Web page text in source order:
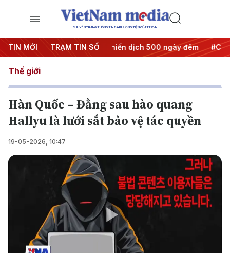
CHUYÊN TRANG THÔNG TIN ĐA PHƯƠNG TIỆN CỦA TTXVN
TIN MỚI TRẠM TIN SỐ
hành động #Chiến dịch 500 ngày đêm #Chống khai
Thế giới
Hàn Quốc – Đằng sau hào quang
Hallyu là lưới sắt bảo vệ tác quyền
19-05-2026, 10:47
Play